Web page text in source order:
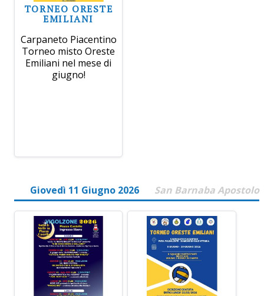
TORNEO ORESTE
EMILIANI
Carpaneto Piacentino
Torneo misto Oreste
Emiliani nel mese di
giugno!
Giovedì 11 Giugno 2026 San Barnaba Apostolo